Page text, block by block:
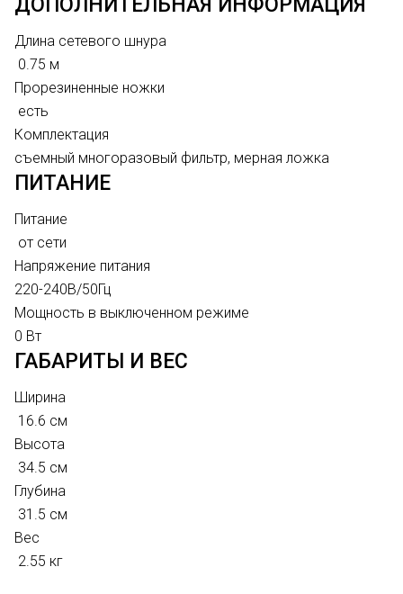
ДОПОЛНИТЕЛЬНАЯ ИНФОРМАЦИЯ
Длина сетевого шнура
0.75 м
Прорезиненные ножки
есть
Комплектация
съемный многоразовый фильтр, мерная ложка
ПИТАНИЕ
Питание
от сети
Напряжение питания
220-240В/50Гц
Мощность в выключенном режиме
0 Вт
ГАБАРИТЫ И ВЕС
Ширина
16.6 см
Высота
34.5 см
Глубина
31.5 см
Вес
2.55 кг